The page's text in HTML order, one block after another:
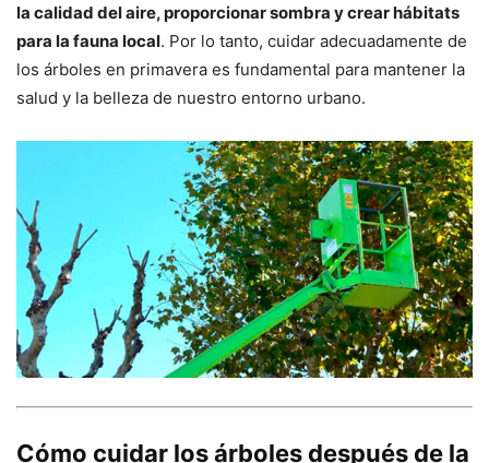
la calidad del aire, proporcionar sombra y crear hábitats
para la fauna local. Por lo tanto, cuidar adecuadamente de
los árboles en primavera es fundamental para mantener la
salud y la belleza de nuestro entorno urbano.
Cómo cuidar los árboles después de la